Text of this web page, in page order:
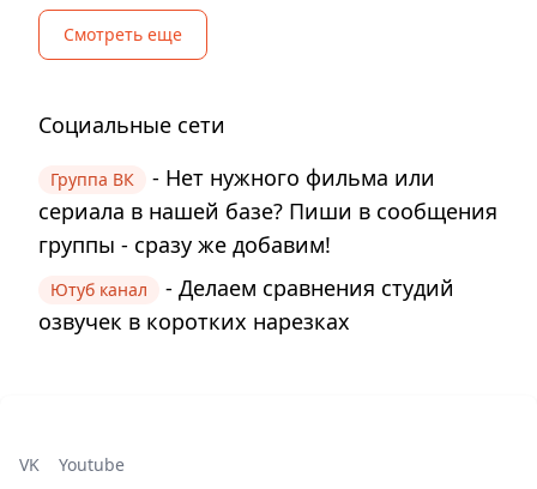
Смотреть еще
Социальные сети
Группа ВК
- Нет нужного фильма или
сериала в нашей базе? Пиши в сообщения
группы - сразу же добавим!
Ютуб канал
- Делаем сравнения студий
озвучек в коротких нарезках
VK Youtube